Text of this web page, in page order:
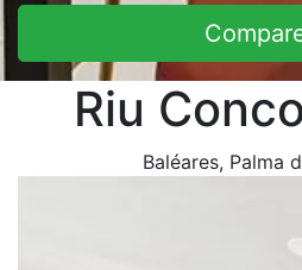
Riu
Baléares, Palma